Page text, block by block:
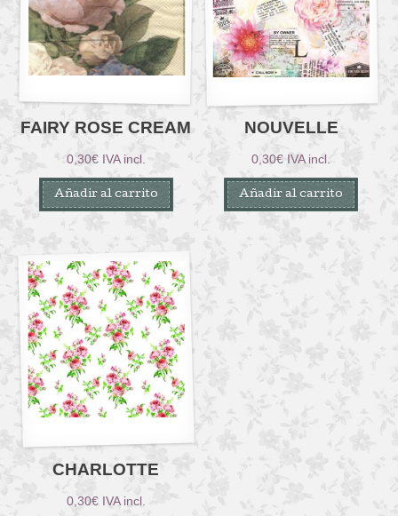
FAIRY ROSE CREAM
0,30€ IVA incl.
Añadir al carrito
NOUVELLE
0,30€ IVA incl.
Añadir al carrito
CHARLOTTE
0,30€ IVA incl.